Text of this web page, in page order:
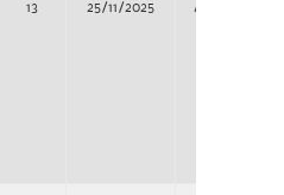
13 25/11/2025 Adjudicación